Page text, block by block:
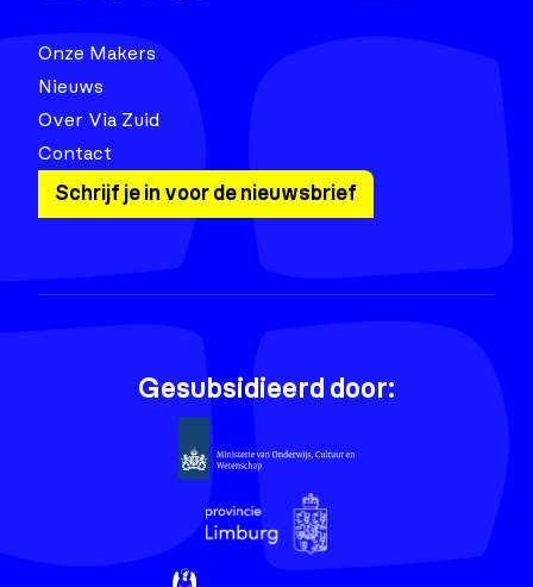
Onze Makers
Nieuws
Over Via Zuid
Contact
Schrijf je in voor de nieuwsbrief
Gesubsidieerd door: